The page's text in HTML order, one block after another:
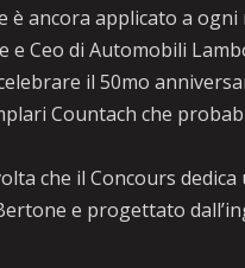
è ancora applicato a
e Ceo di Automobili
il 50mo
Countach che
che il Concours
e progettato